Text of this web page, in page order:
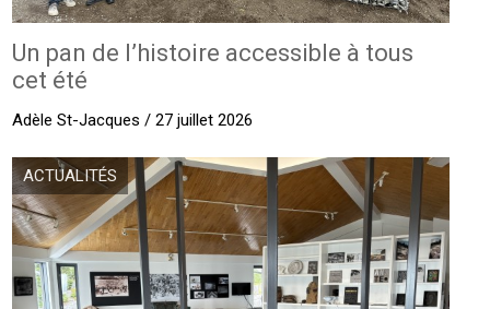
Un pan de l’histoire accessible à tous
cet été
Adèle St-Jacques / 27 juillet 2026
ACTUALITÉS